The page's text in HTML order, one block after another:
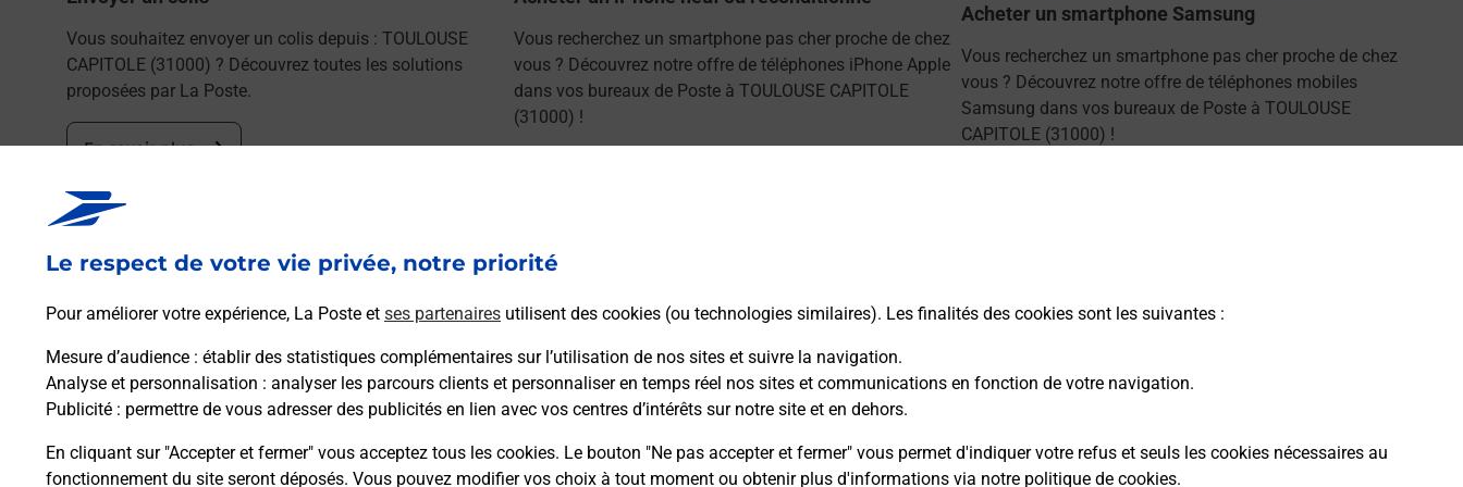
Le respect de votre vie privée, notre priorité
Pour améliorer votre expérience, La Poste et ses partenaires utilisent des cookies (ou technologies similaires). Les finalités des cookies sont les suivantes :
Mesure d’audience : établir des statistiques complémentaires sur l’utilisation de nos sites et suivre la navigation.
Analyse et personnalisation : analyser les parcours clients et personnaliser en temps réel nos sites et communications en fonction de votre navigation.
Publicité : permettre de vous adresser des publicités en lien avec vos centres d’intérêts sur notre site et en dehors.
En cliquant sur "Accepter et fermer" vous acceptez tous les cookies. Le bouton "Ne pas accepter et fermer" vous permet d'indiquer votre refus et seuls les cookies nécessaires au
fonctionnement du site seront déposés. Vous pouvez modifier vos choix à tout moment ou obtenir plus d'informations via notre politique de cookies.
Vous souhaitez envoyer un colis depuis : TOULOUSE
CAPITOLE (31000) ? Découvrez toutes les solutions
proposées par La Poste.
En savoir plus
Vous recherchez un smartphone pas cher proche de chez
vous ? Découvrez notre offre de téléphones iPhone Apple
dans vos bureaux de Poste à TOULOUSE CAPITOLE
(31000) !
Acheter un smartphone Samsung
Vous recherchez un smartphone pas cher proche de chez
vous ? Découvrez notre offre de téléphones mobiles
Samsung dans vos bureaux de Poste à TOULOUSE
CAPITOLE (31000) !
Foire aux questions
Quel âge minimum faut-il pour passer le permis bateau ?